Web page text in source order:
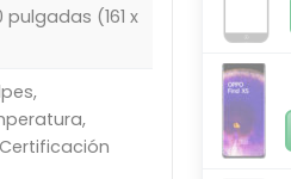
pulgadas (161 x